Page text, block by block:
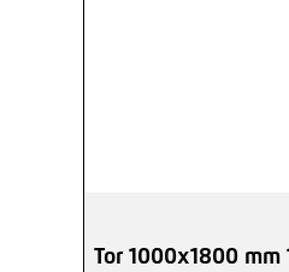
Tor 1000x1800 mm